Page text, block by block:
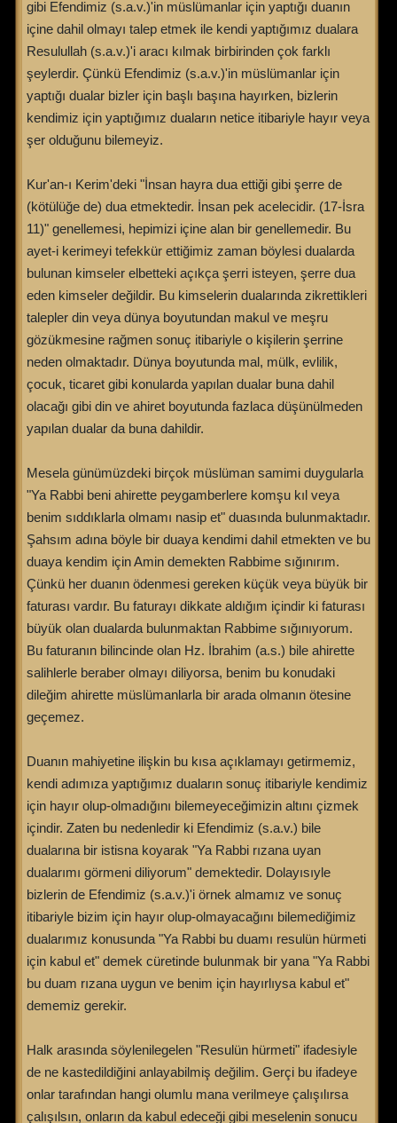
gibi Efendimiz (s.a.v.)'in müslümanlar için yaptığı duanın
içine dahil olmayı talep etmek ile kendi yaptığımız dualara
Resulullah (s.a.v.)'i aracı kılmak birbirinden çok farklı
şeylerdir. Çünkü Efendimiz (s.a.v.)'in müslümanlar için
yaptığı dualar bizler için başlı başına hayırken, bizlerin
kendimiz için yaptığımız duaların netice itibariyle hayır veya
şer olduğunu bilemeyiz.
Kur'an-ı Kerim'deki "İnsan hayra dua ettiği gibi şerre de
(kötülüğe de) dua etmektedir. İnsan pek acelecidir. (17-İsra
11)" genellemesi, hepimizi içine alan bir genellemedir. Bu
ayet-i kerimeyi tefekkür ettiğimiz zaman böylesi dualarda
bulunan kimseler elbetteki açıkça şerri isteyen, şerre dua
eden kimseler değildir. Bu kimselerin dualarında zikrettikleri
talepler din veya dünya boyutundan makul ve meşru
gözükmesine rağmen sonuç itibariyle o kişilerin şerrine
neden olmaktadır. Dünya boyutunda mal, mülk, evlilik,
çocuk, ticaret gibi konularda yapılan dualar buna dahil
olacağı gibi din ve ahiret boyutunda fazlaca düşünülmeden
yapılan dualar da buna dahildir.
Mesela günümüzdeki birçok müslüman samimi duygularla
"Ya Rabbi beni ahirette peygamberlere komşu kıl veya
benim sıddıklarla olmamı nasip et" duasında bulunmaktadır.
Şahsım adına böyle bir duaya kendimi dahil etmekten ve bu
duaya kendim için Amin demekten Rabbime sığınırım.
Çünkü her duanın ödenmesi gereken küçük veya büyük bir
faturası vardır. Bu faturayı dikkate aldığım içindir ki faturası
büyük olan dualarda bulunmaktan Rabbime sığınıyorum.
Bu faturanın bilincinde olan Hz. İbrahim (a.s.) bile ahirette
salihlerle beraber olmayı diliyorsa, benim bu konudaki
dileğim ahirette müslümanlarla bir arada olmanın ötesine
geçemez.
Duanın mahiyetine ilişkin bu kısa açıklamayı getirmemiz,
kendi adımıza yaptığımız duaların sonuç itibariyle kendimiz
için hayır olup-olmadığını bilemeyeceğimizin altını çizmek
içindir. Zaten bu nedenledir ki Efendimiz (s.a.v.) bile
dualarına bir istisna koyarak "Ya Rabbi rızana uyan
dualarımı görmeni diliyorum" demektedir. Dolayısıyle
bizlerin de Efendimiz (s.a.v.)'i örnek almamız ve sonuç
itibariyle bizim için hayır olup-olmayacağını bilemediğimiz
dualarımız konusunda "Ya Rabbi bu duamı resulün hürmeti
için kabul et" demek cüretinde bulunmak bir yana "Ya Rabbi
bu duam rızana uygun ve benim için hayırlıysa kabul et"
dememiz gerekir.
Halk arasında söylenilegelen "Resulün hürmeti" ifadesiyle
de ne kastedildiğini anlayabilmiş değilim. Gerçi bu ifadeye
onlar tarafından hangi olumlu mana verilmeye çalışılırsa
çalışılsın, onların da kabul edeceği gibi meselenin sonucu